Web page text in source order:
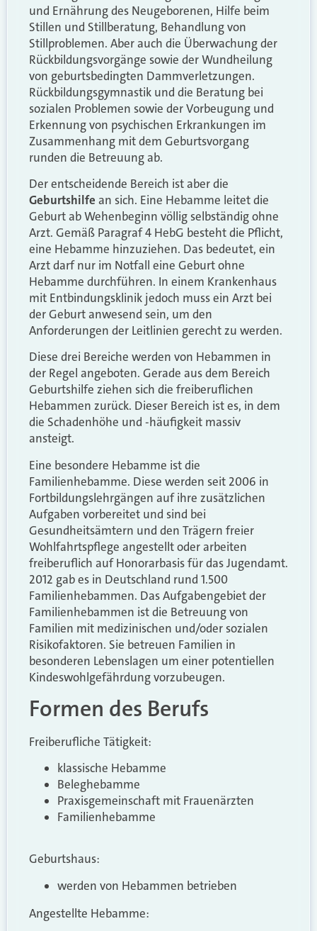
und Ernährung des Neugeborenen, Hilfe beim
Stillen und Stillberatung, Behandlung von
Stillproblemen. Aber auch die Überwachung der
Rückbildungsvorgänge sowie der Wundheilung
von geburtsbedingten Dammverletzungen.
Rückbildungsgymnastik und die Beratung bei
sozialen Problemen sowie der Vorbeugung und
Erkennung von psychischen Erkrankungen im
Zusammenhang mit dem Geburtsvorgang
runden die Betreuung ab.
Der entscheidende Bereich ist aber die
Geburtshilfe an sich. Eine Hebamme leitet die
Geburt ab Wehenbeginn völlig selbständig ohne
Arzt. Gemäß Paragraf 4 HebG besteht die Pflicht,
eine Hebamme hinzuziehen. Das bedeutet, ein
Arzt darf nur im Notfall eine Geburt ohne
Hebamme durchführen. In einem Krankenhaus
mit Entbindungsklinik jedoch muss ein Arzt bei
der Geburt anwesend sein, um den
Anforderungen der Leitlinien gerecht zu werden.
Diese drei Bereiche werden von Hebammen in
der Regel angeboten. Gerade aus dem Bereich
Geburtshilfe ziehen sich die freiberuflichen
Hebammen zurück. Dieser Bereich ist es, in dem
die Schadenhöhe und -häufigkeit massiv
ansteigt.
Eine besondere Hebamme ist die
Familienhebamme. Diese werden seit 2006 in
Fortbildungslehrgängen auf ihre zusätzlichen
Aufgaben vorbereitet und sind bei
Gesundheitsämtern und den Trägern freier
Wohlfahrtspflege angestellt oder arbeiten
freiberuflich auf Honorarbasis für das Jugendamt.
2012 gab es in Deutschland rund 1.500
Familienhebammen. Das Aufgabengebiet der
Familienhebammen ist die Betreuung von
Familien mit medizinischen und/oder sozialen
Risikofaktoren. Sie betreuen Familien in
besonderen Lebenslagen um einer potentiellen
Kindeswohlgefährdung vorzubeugen.
Formen des Berufs
Freiberufliche Tätigkeit:
klassische Hebamme
Beleghebamme
Praxisgemeinschaft mit Frauenärzten
Familienhebamme
Geburtshaus:
werden von Hebammen betrieben
Angestellte Hebamme: